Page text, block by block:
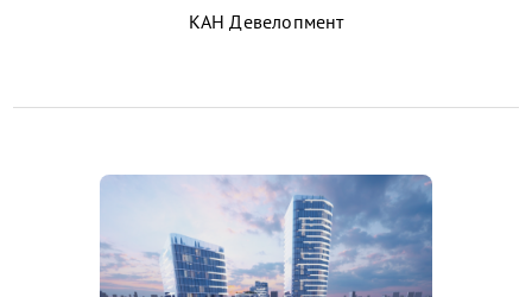
КАН Девелопмент